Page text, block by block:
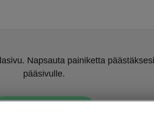
Napsauta painiketta
pääsivulle.